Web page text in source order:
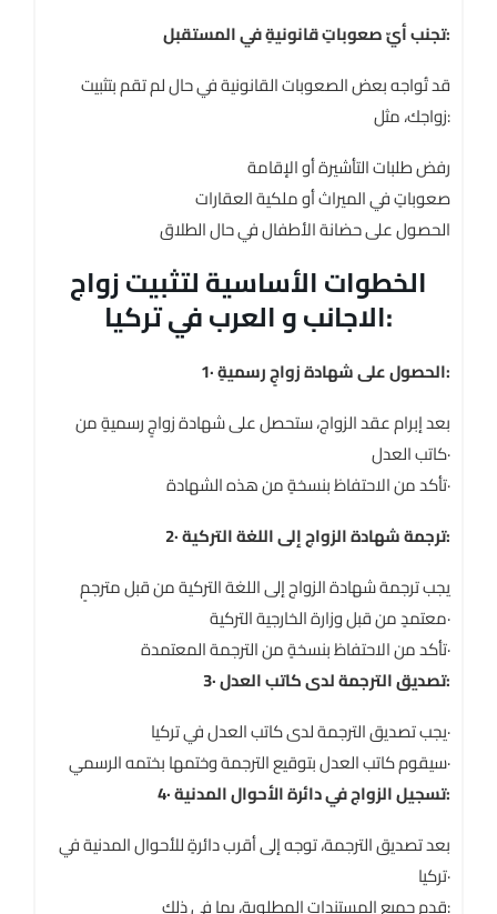
تجنب أيّ صعوباتٍ قانونيةٍ في المستقبل:
قد تُواجه بعض الصعوبات القانونية في حال لم تقم بتثبيت
زواجك، مثل:
رفض طلبات التأشيرة أو الإقامة
صعوباتٍ في الميراث أو ملكية العقارات
الحصول على حضانة الأطفال في حال الطلاق
الخطوات الأساسية لتثبيت زواج
الاجانب و العرب في تركيا:
1· الحصول على شهادة زواجٍ رسميةٍ:
بعد إبرام عقد الزواج، ستحصل على شهادة زواجٍ رسميةٍ من
كاتب العدل·
تأكد من الاحتفاظ بنسخةٍ من هذه الشهادة·
2· ترجمة شهادة الزواج إلى اللغة التركية:
يجب ترجمة شهادة الزواج إلى اللغة التركية من قبل مترجمٍ
معتمدٍ من قبل وزارة الخارجية التركية·
تأكد من الاحتفاظ بنسخةٍ من الترجمة المعتمدة·
3· تصديق الترجمة لدى كاتب العدل:
يجب تصديق الترجمة لدى كاتب العدل في تركيا·
سيقوم كاتب العدل بتوقيع الترجمة وختمها بختمه الرسمي·
4· تسجيل الزواج في دائرة الأحوال المدنية:
بعد تصديق الترجمة، توجه إلى أقرب دائرةٍ للأحوال المدنية في
تركيا·
قدم جميع المستندات المطلوبة، بما في ذلك: